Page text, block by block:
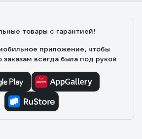
товары с гарантией!
приложение, чтобы
всегда была под рукой